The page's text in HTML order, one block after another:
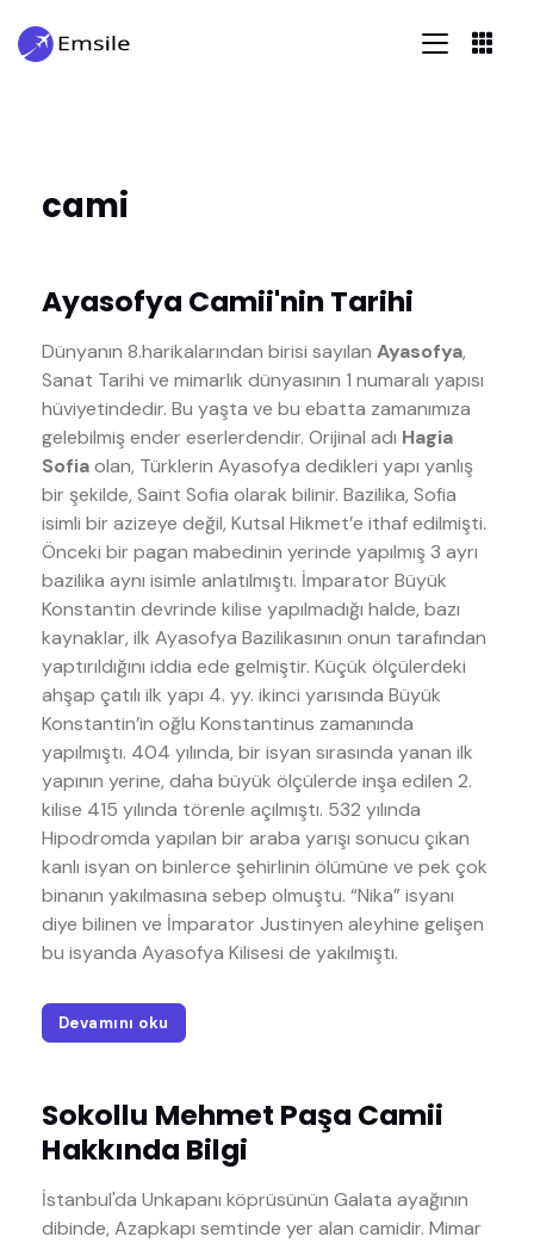
cami
Ayasofya Camii'nin Tarihi
Dünyanın 8.harikalarından birisi sayılan Ayasofya,
Sanat Tarihi ve mimarlık dünyasının 1 numaralı yapısı
hüviyetindedir. Bu yaşta ve bu ebatta zamanımıza
gelebilmiş ender eserlerdendir. Orijinal adı Hagia
Sofiaolan, Türklerin Ayasofya dedikleri yapı yanlış
bir şekilde, Saint Sofia olarak bilinir. Bazilika, Sofia
isimli bir azizeye değil, Kutsal Hikmet’e ithaf edilmişti.
Önceki bir pagan mabedinin yerinde yapılmış 3 ayrı
bazilika aynı isimle anlatılmıştı. İmparator Büyük
Konstantin devrinde kilise yapılmadığı halde, bazı
kaynaklar, ilk Ayasofya Bazilikasının onun tarafından
yaptırıldığını iddia ede gelmiştir. Küçük ölçülerdeki
ahşap çatılı ilk yapı 4. yy. ikinci yarısında Büyük
Konstantin’in oğlu Konstantinus zamanında
yapılmıştı. 404 yılında, bir isyan sırasında yanan ilk
yapının yerine, daha büyük ölçülerde inşa edilen 2.
kilise 415 yılında törenle açılmıştı. 532 yılında
Hipodromda yapılan bir araba yarışı sonucu çıkan
kanlı isyan on binlerce şehirlinin ölümüne ve pek çok
binanın yakılmasına sebep olmuştu. “Nika” isyanı
diye bilinen ve İmparator Justinyen aleyhine gelişen
bu isyanda Ayasofya Kilisesi de yakılmıştı.
Devamını oku
Sokollu Mehmet Paşa Camii
Hakkında Bilgi
İstanbul'da Unkapanı köprüsünün Galata ayağının
dibinde, Azapkapı semtinde yer alan camidir. Mimar